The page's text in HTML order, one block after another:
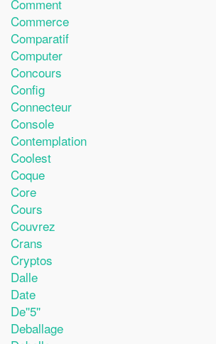
Comment
Commerce
Comparatif
Computer
Concours
Config
Connecteur
Console
Contemplation
Coolest
Coque
Core
Cours
Couvrez
Crans
Cryptos
Dalle
Date
De''5''
Deballage